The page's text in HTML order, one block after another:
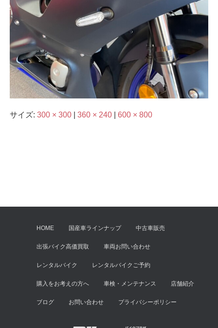
サイズ: 300 × 300 360 × 240 600 × 800
HOME 国産車ラインナップ 中古車販売
出張バイク高価買取 車両お問い合わせ
レンタルバイク レンタルバイクご予約
購入をお考えの方へ 車検・メンテナンス 店舗紹介
ブログ お問い合わせ プライバシーポリシー